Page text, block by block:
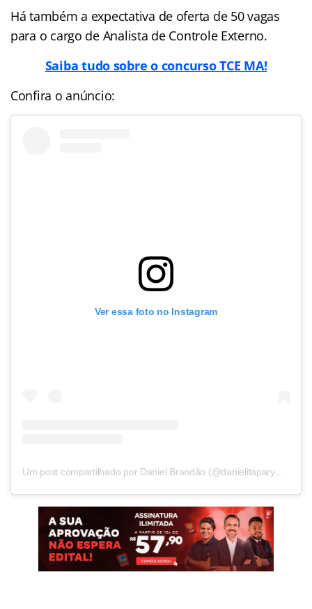
Há também a expectativa de oferta de 50 vagas
para o cargo de Analista de Controle Externo.
Saiba tudo sobre o concurso TCE MA!
Confira o anúncio:
Ver essa foto no Instagram
Um post compartilhado por Daniel Brandão (@danielitaparybrandao)